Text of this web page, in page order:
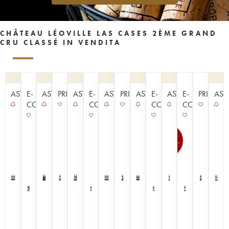
CHÂTEAU LÉOVILLE LAS CASES 2ÈME GRAND
CRU CLASSÉ IN VENDITA
ASTAE-
COMMERCE
ASTAPRIMEURS
ASTAE-
COMMERCE
ASTAPRIMEURS
ASTAE-
COMMERCE
ASTAE-
COMMERCE